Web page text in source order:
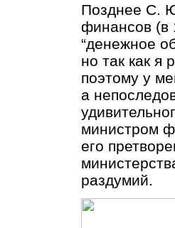
Позднее С.
финансов (в
“денежное
но так как я
поэтому у
а
министром
его
раздумий.